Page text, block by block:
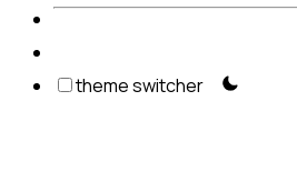
theme switcher